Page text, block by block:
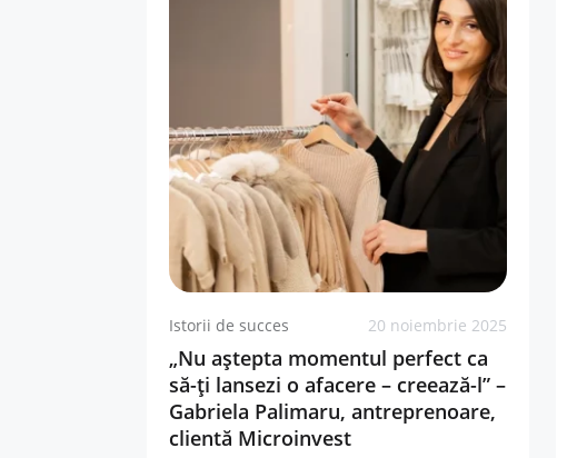
Istorii de succes 20 noiembrie 2025
„Nu aștepta momentul perfect ca
să-ți lansezi o afacere – creează-l” –
Gabriela Palimaru, antreprenoare,
clientă Microinvest